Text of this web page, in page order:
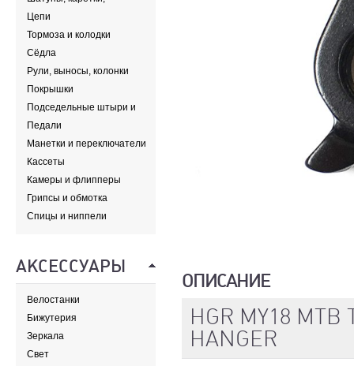
передние звезды
Цепи
Тормоза и колодки
Сёдла
Рули, выносы, колонки
Покрышки
Подседельные штыри и
хомуты
Педали
Манетки и переключатели
Кассеты
Камеры и флипперы
Грипсы и обмотка
Спицы и ниппели
АКСЕССУАРЫ
Велостанки
Бижутерия
Зеркала
Свет
ОПИСАНИЕ
HGR MY18 MTB
HANGER